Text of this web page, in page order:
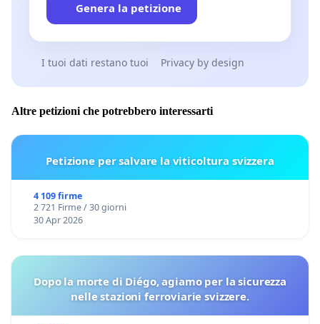
Genera la petizione
I tuoi dati restano tuoi Privacy by design
Altre petizioni che potrebbero interessarti
Petizione per salvare la viticoltura svizzera
4 109 firme
2 721 Firme / 30 giorni
30 Apr 2026
Dopo la morte di Diégo, agiamo per la sicurezza
nelle stazioni ferroviarie svizzere.